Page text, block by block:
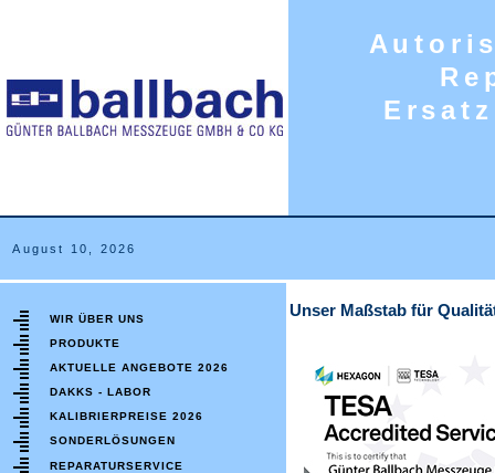
August 10, 2026
WIR ÜBER UNS
PRODUKTE
AKTUELLE ANGEBOTE 2026
DAKKS - LABOR
KALIBRIERPREISE 2026
SONDERLÖSUNGEN
REPARATURSERVICE
Unser Maßstab für